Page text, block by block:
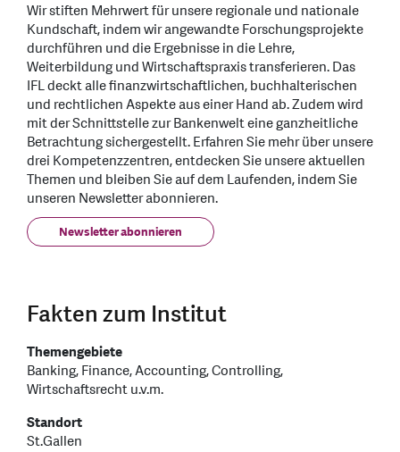
Wir stiften Mehrwert für unsere regionale und nationale
Kundschaft, indem wir angewandte Forschungsprojekte
durchführen und die Ergebnisse in die Lehre,
Weiterbildung und Wirtschaftspraxis transferieren. Das
IFL deckt alle finanzwirtschaftlichen, buchhalterischen
und rechtlichen Aspekte aus einer Hand ab. Zudem wird
mit der Schnittstelle zur Bankenwelt eine ganzheitliche
Betrachtung sichergestellt. Erfahren Sie mehr über unsere
drei Kompetenzzentren, entdecken Sie unsere aktuellen
Themen und bleiben Sie auf dem Laufenden, indem Sie
unseren Newsletter abonnieren.
Newsletter abonnieren
Fakten zum Institut
Themengebiete
Banking, Finance, Accounting, Controlling,
Wirtschaftsrecht u.v.m.
Standort
St.Gallen